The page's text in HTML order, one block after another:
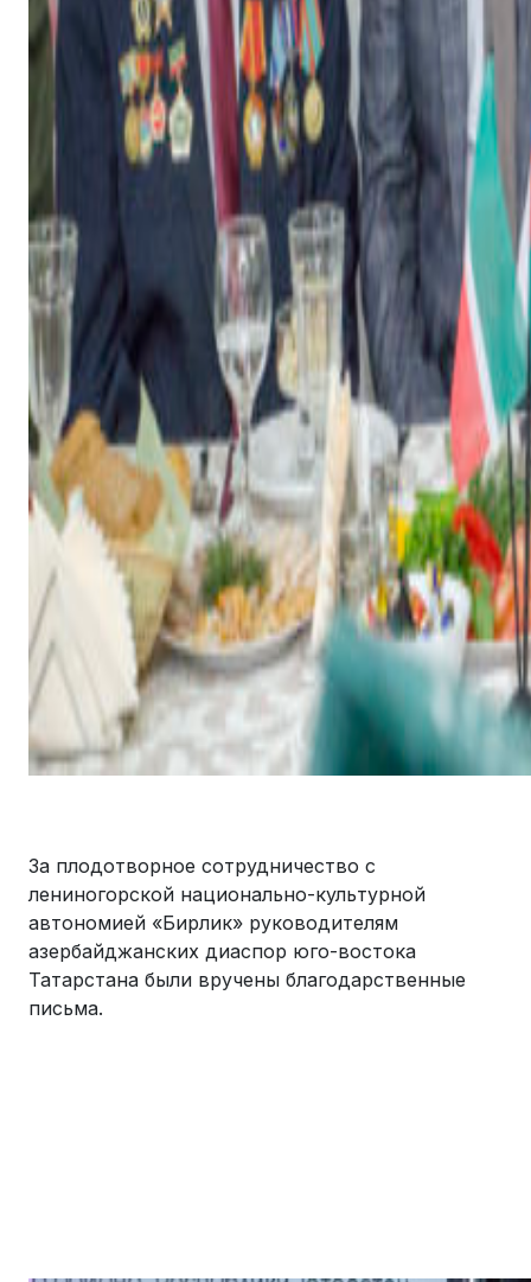
За плодотворное сотрудничество с
лениногорской национально-культурной
автономией «Бирлик» руководителям
азербайджанских диаспор юго-востока
Татарстана были вручены благодарственные
письма.